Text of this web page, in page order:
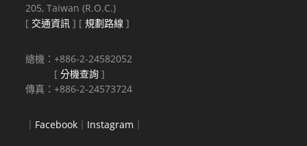
205, Taiwan (R.O.C.)
[ 交通資訊 ] [規劃路線 ]
總機：+886-2-24582052
[分機查詢 ]
傳真：+886-2-24573724
｜ Facebook ｜ Instagram ｜